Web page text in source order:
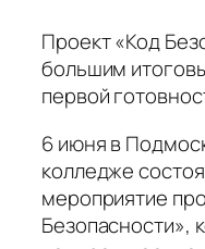
Проект «Код
большим
первой
6 июня в
колледже
мероприятие
Безопасности»,